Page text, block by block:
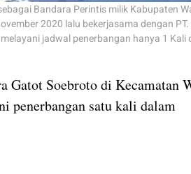
Bandara Perintis milik Kabupaten
2020 lalu bekerjasama dengan PT.
jadwal penerbangan hanya 1 Kali
Gatot Soebroto di Kecamatan
penerbangan satu kali dalam